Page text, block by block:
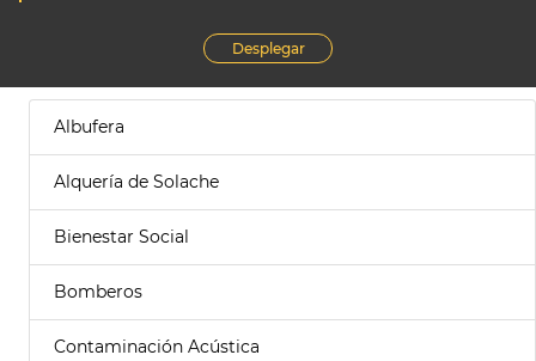
Desplegar
Albufera
Alquería de Solache
Bienestar Social
Bomberos
Contaminación Acústica